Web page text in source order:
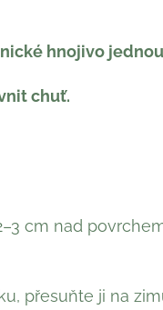
hnojivo
chuť.
cm nad
přesuňte ji na